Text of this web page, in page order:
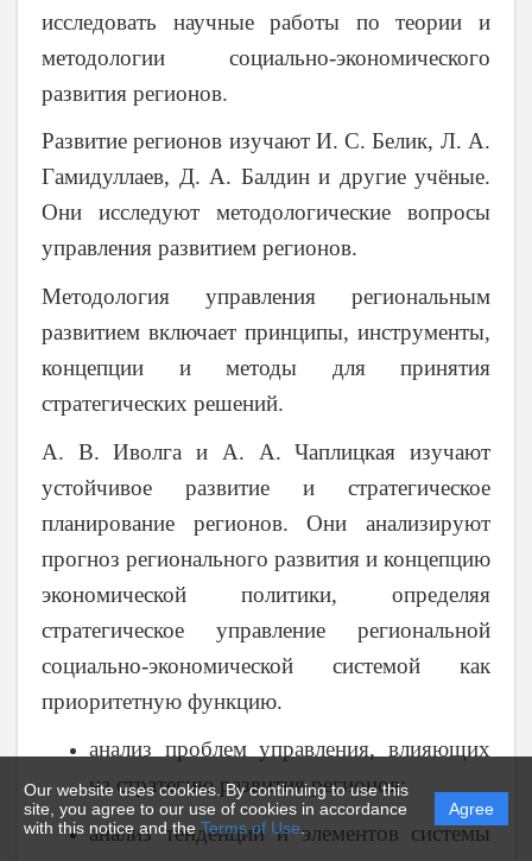
Our website uses cookies. By continuing to use this
site, you agree to our use of cookies in accordance
with this notice and theTerms of Use.
Agree
исследовать научные работы по теории и
методологии социально-экономического
развития регионов.
Развитие регионов изучают И. С. Белик, Л. А.
Гамидуллаев, Д. А. Балдин и другие учёные.
Они исследуют методологические вопросы
управления развитием регионов.
Методология управления региональным
развитием включает принципы, инструменты,
концепции и методы для принятия
стратегических решений.
А. В. Иволга и А. А. Чаплицкая изучают
устойчивое развитие и стратегическое
планирование регионов. Они анализируют
прогноз регионального развития и концепцию
экономической политики, определяя
стратегическое управление региональной
социально-экономической системой как
приоритетную функцию.
анализ проблем управления, влияющих
на стратегию развития регионов;
анализ тенденций и элементов системы